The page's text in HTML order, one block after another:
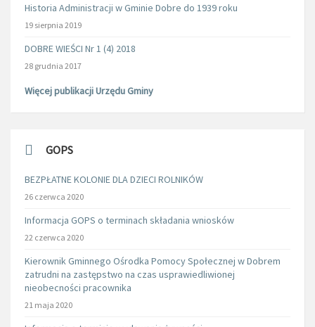
Historia Administracji w Gminie Dobre do 1939 roku
19 sierpnia 2019
DOBRE WIEŚCI Nr 1 (4) 2018
28 grudnia 2017
Więcej publikacji Urzędu Gminy
GOPS
BEZPŁATNE KOLONIE DLA DZIECI ROLNIKÓW
26 czerwca 2020
Informacja GOPS o terminach składania wniosków
22 czerwca 2020
Kierownik Gminnego Ośrodka Pomocy Społecznej w Dobrem
zatrudni na zastępstwo na czas usprawiedliwionej
nieobecności pracownika
21 maja 2020